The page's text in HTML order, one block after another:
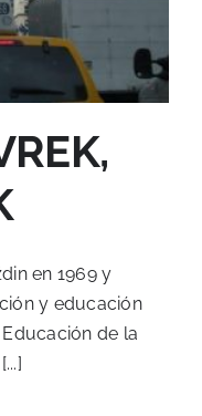
en 1969 y
y educación
de la